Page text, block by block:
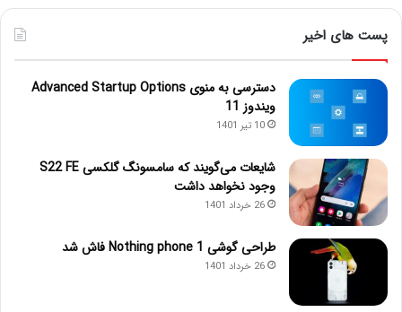
پست های اخیر
دسترسی به منوی Advanced Startup Options
ویندوز 11
10 تیر 1401
شایعات می‌گویند که سامسونگ گلکسی S22 FE
وجود نخواهد داشت
26 خرداد 1401
طراحی گوشی Nothing phone 1 فاش شد
26 خرداد 1401